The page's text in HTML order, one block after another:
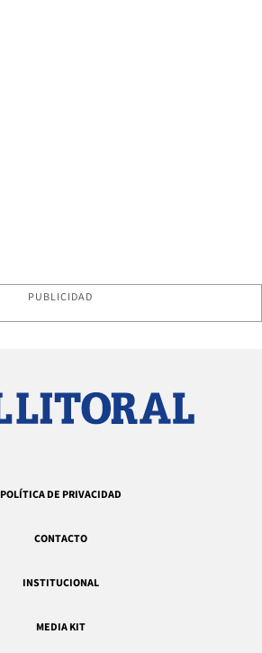
PUBLICIDAD
POLÍTICA DE PRIVACIDAD
CONTACTO
INSTITUCIONAL
MEDIA KIT